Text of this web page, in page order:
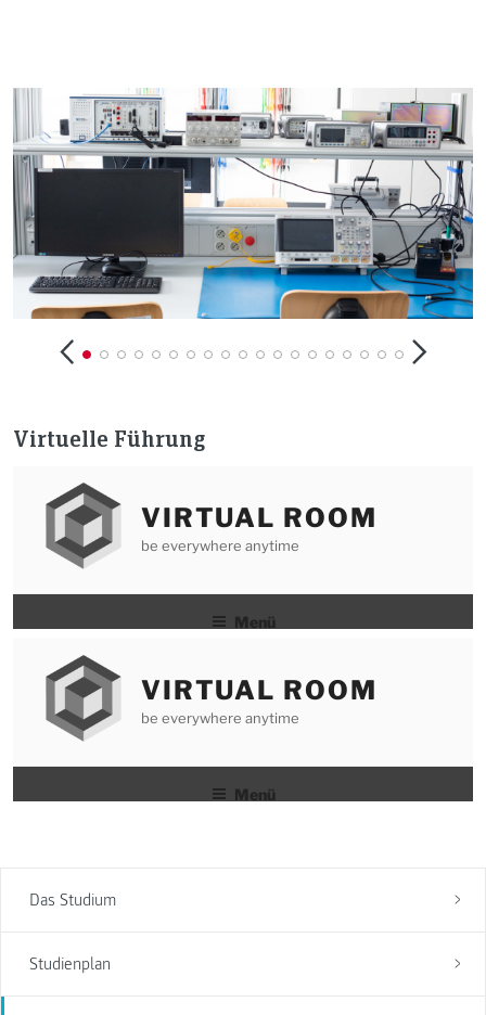
Das Studium
Studienplan
Virtuelle Führung